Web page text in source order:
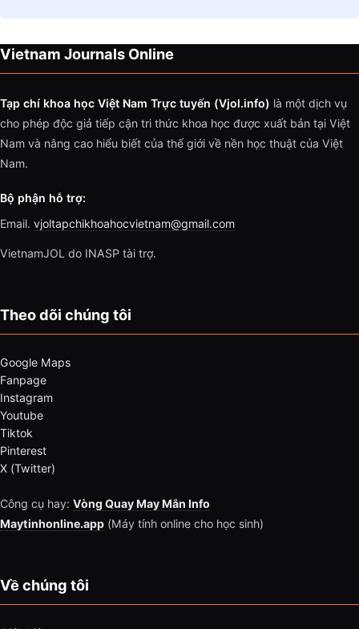
Vietnam Journals Online
Tạp chí khoa học Việt Nam Trực tuyến (Vjol.info) là một dịch vụ
cho phép độc giả tiếp cận tri thức khoa học được xuất bản tại Việt
Nam và nâng cao hiểu biết của thế giới về nền học thuật của Việt
Nam.
Bộ phận hỗ trợ:
Email. vjoltapchikhoahocvietnam@gmail.com
VietnamJOL do INASP tài trợ.
Theo dõi chúng tôi
Google Maps
Fanpage
Instagram
Youtube
Tiktok
Pinterest
X (Twitter)
Công cụ hay: Vòng Quay May Mắn Info
Maytinhonline.app (Máy tính online cho học sinh)
Về chúng tôi